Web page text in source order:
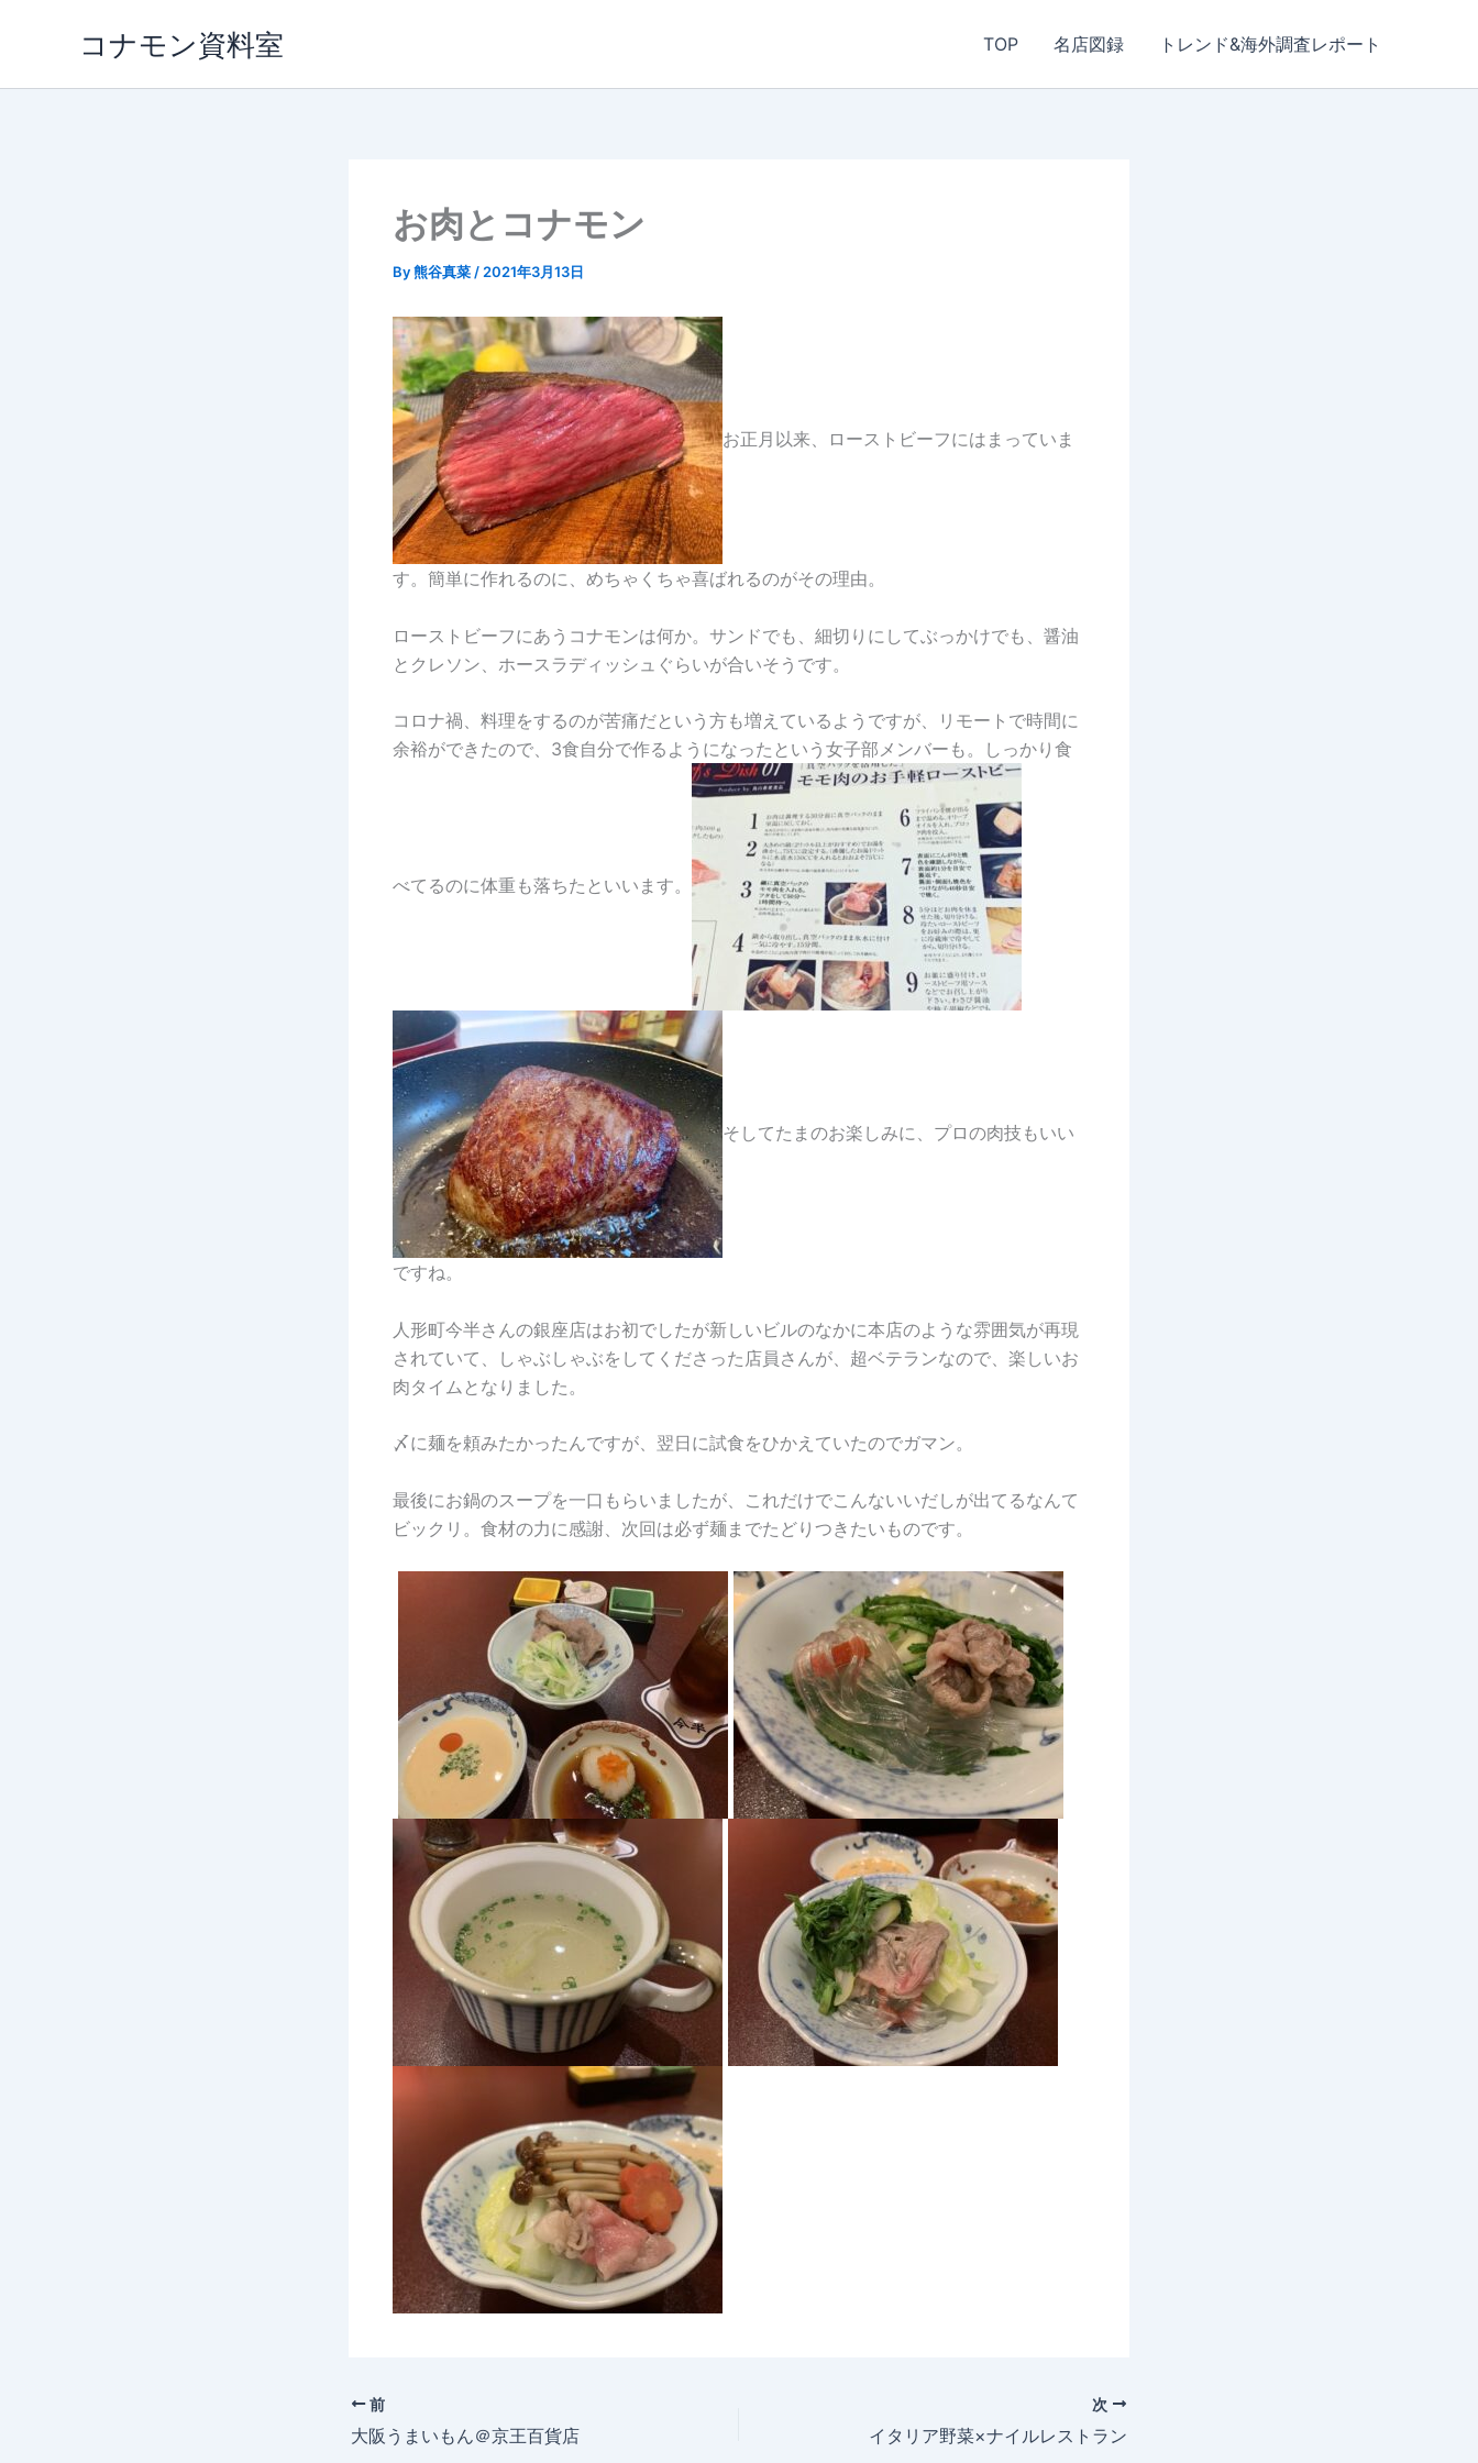
コナモン資料室 TOP 名店図録 トレンド&海外調査レポート
お肉とコナモン
By熊谷真菜 / 2021年3月13日
お正月以来、ローストビーフにはまっていま
す。簡単に作れるのに、めちゃくちゃ喜ばれるのがその理由。
ローストビーフにあうコナモンは何か。サンドでも、細切りにしてぶっかけでも、醤油
とクレソン、ホースラディッシュぐらいが合いそうです。
コロナ禍、料理をするのが苦痛だという方も増えているようですが、リモートで時間に
余裕ができたので、3食自分で作るようになったという女子部メンバーも。しっかり食
べてるのに体重も落ちたといいます。
そしてたまのお楽しみに、プロの肉技もいい
ですね。
人形町今半さんの銀座店はお初でしたが新しいビルのなかに本店のような雰囲気が再現
されていて、しゃぶしゃぶをしてくださった店員さんが、超ベテランなので、楽しいお
肉タイムとなりました。
〆に麺を頼みたかったんですが、翌日に試食をひかえていたのでガマン。
最後にお鍋のスープを一口もらいましたが、これだけでこんないいだしが出てるなんて
ビックリ。食材の力に感謝、次回は必ず麺までたどりつきたいものです。
前
大阪うまいもん＠京王百貨店
次
イタリア野菜×ナイルレストラン